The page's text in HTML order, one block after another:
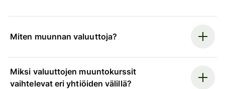
Miten muunnan valuuttoja?
Miksi valuuttojen muuntokurssit
vaihtelevat eri yhtiöiden välillä?